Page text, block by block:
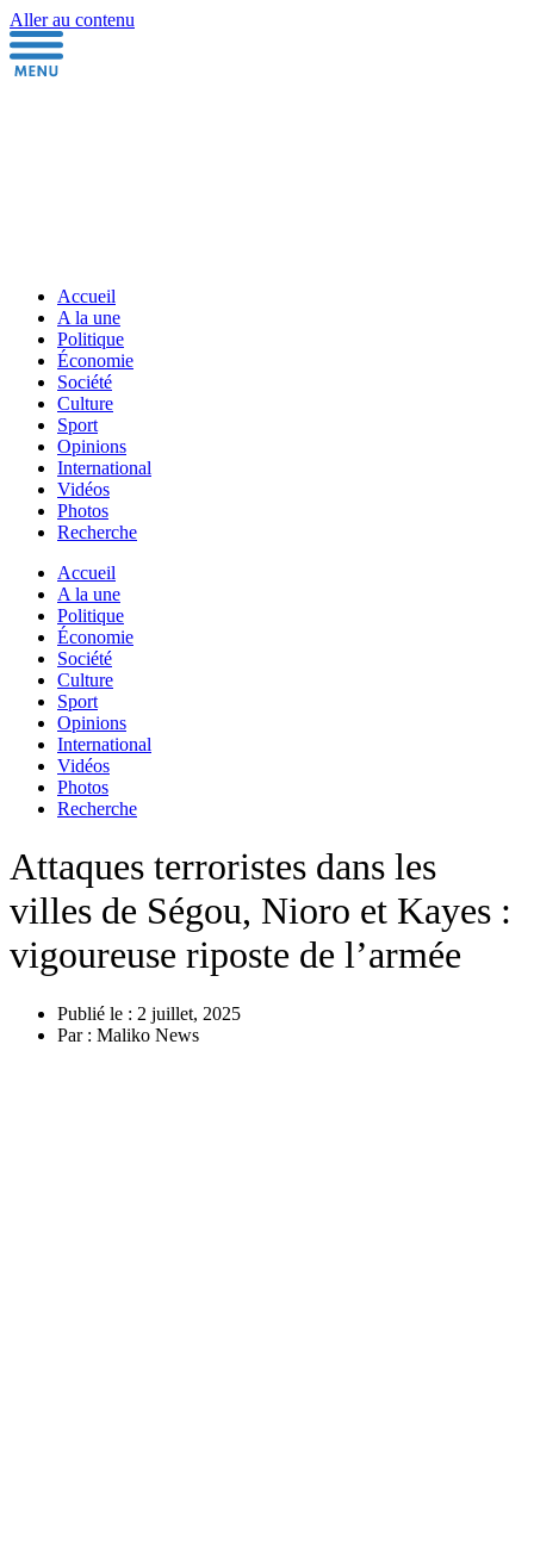
Aller au contenu
Accueil
A la une
Politique
Économie
Société
Culture
Sport
Opinions
International
Vidéos
Photos
Recherche
Accueil
A la une
Politique
Économie
Société
Culture
Sport
Opinions
International
Vidéos
Photos
Recherche
Attaques terroristes dans les
villes de Ségou, Nioro et Kayes :
vigoureuse riposte de l’armée
Publié le : 2 juillet, 2025
Par : Maliko News